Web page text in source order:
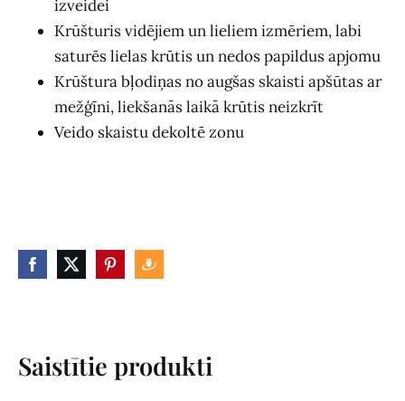
izveidei
Krūšturis vidējiem un lieliem izmēriem, labi
saturēs lielas krūtis un nedos papildus apjomu
Krūštura bļodiņas no augšas skaisti apšūtas ar
mežģīni, liekšanās laikā krūtis neizkrīt
Veido skaistu dekoltē zonu
Saistītie produkti